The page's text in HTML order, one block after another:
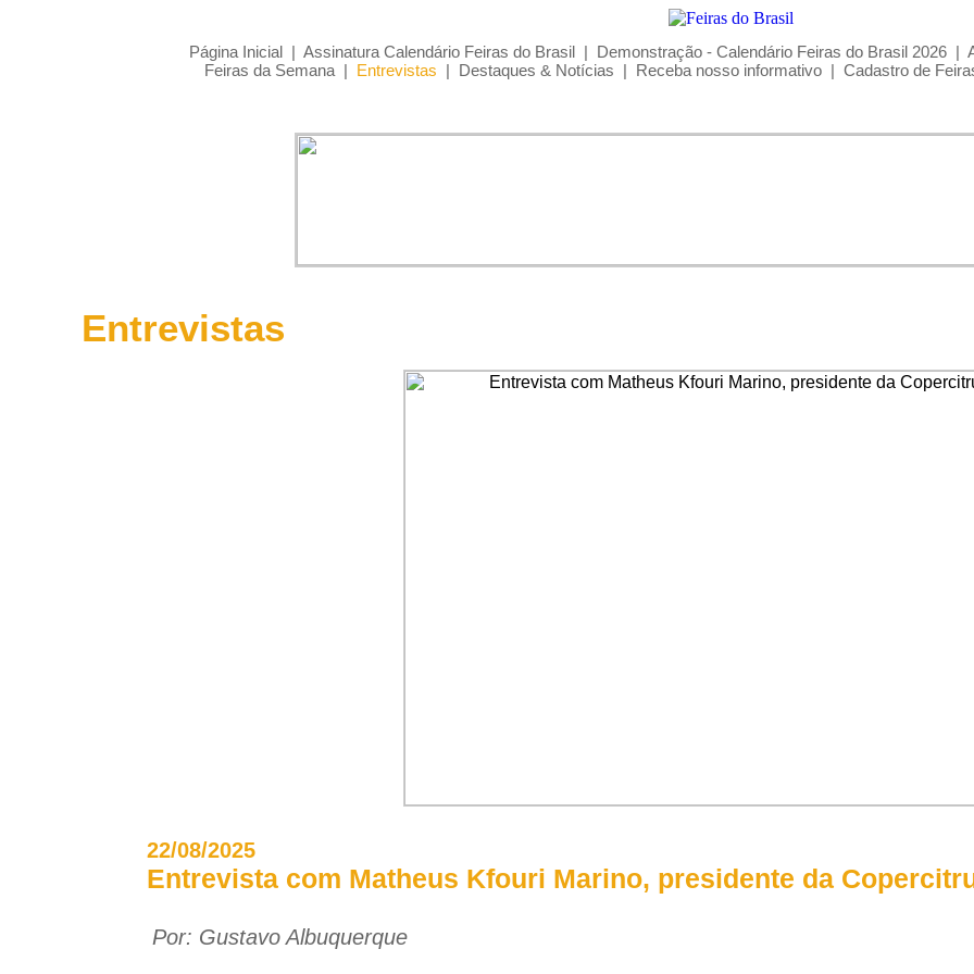
Página Inicial | Assinatura Calendário Feiras do Brasil | Demonstração - Calendário Feiras do Brasil 2026 |
Feiras da Semana | Entrevistas | Destaques & Notícias | Receba nosso informativo | Cadastro de
Entrevistas
22/08/2025
Entrevista com Matheus Kfouri Marino, presidente da
Por: Gustavo Albuquerque